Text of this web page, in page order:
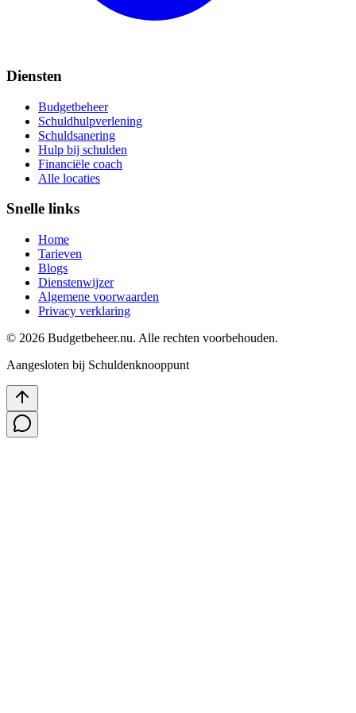
Diensten
Budgetbeheer
Schuldhulpverlening
Schuldsanering
Hulp bij schulden
Financiële coach
Alle locaties
Snelle links
Home
Tarieven
Blogs
Dienstenwijzer
Algemene voorwaarden
Privacy verklaring
© 2026 Budgetbeheer.nu. Alle rechten voorbehouden.
Aangesloten bij Schuldenknooppunt